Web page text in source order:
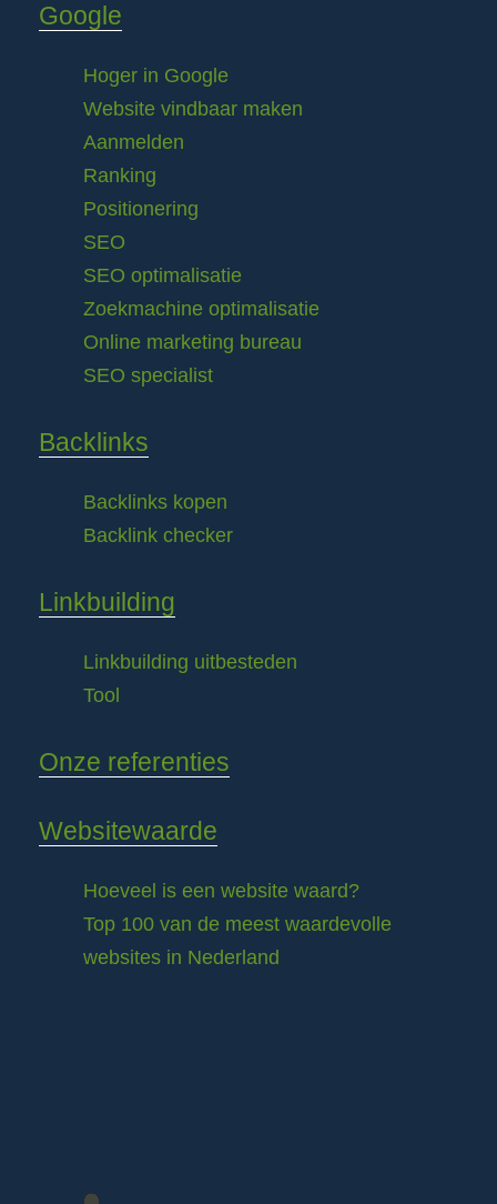
Google
Hoger in Google
Website vindbaar maken
Aanmelden
Ranking
Positionering
SEO
SEO optimalisatie
Zoekmachine optimalisatie
Online marketing bureau
SEO specialist
Backlinks
Backlinks kopen
Backlink checker
Linkbuilding
Linkbuilding uitbesteden
Tool
Onze referenties
Websitewaarde
Hoeveel is een website waard?
Top 100 van de meest waardevolle
websites in Nederland